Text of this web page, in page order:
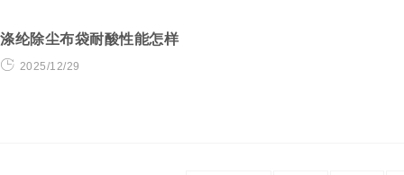
涤纶除尘布袋耐酸性能怎样
2025/12/29